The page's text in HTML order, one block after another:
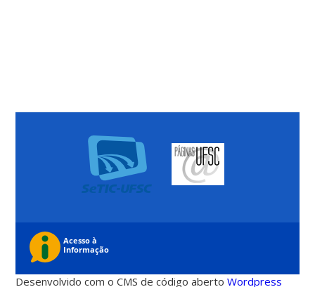
Desenvolvido com o CMS de código abertoWordpress